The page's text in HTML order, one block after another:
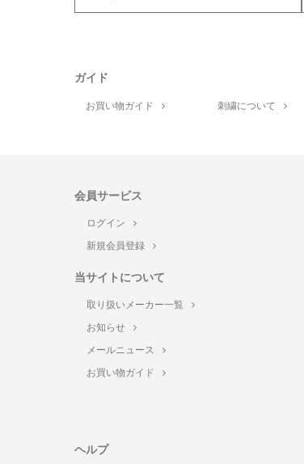
ガイド
お買い物ガイド 刺繍について
会員サービス
ログイン
新規会員登録
当サイトについて
取り扱いメーカー一覧
お知らせ
メールニュース
お買い物ガイド
ヘルプ